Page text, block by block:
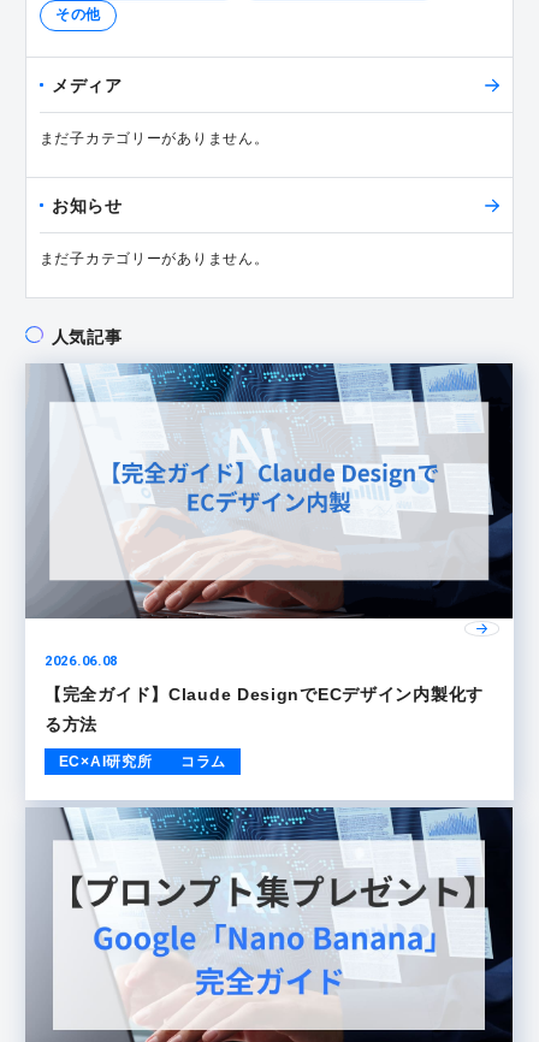
その他
メディア
まだ子カテゴリーがありません。
お知らせ
まだ子カテゴリーがありません。
人気記事
2026.06.08
【完全ガイド】Claude DesignでECデザイン内製化す
る方法
EC×AI研究所 コラム